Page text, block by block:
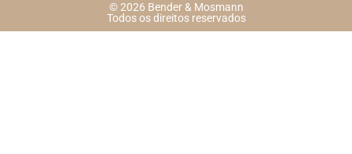
© 2026 Bender & Mosmann
Todos os direitos reservados